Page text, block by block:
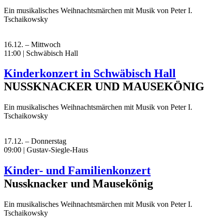
Ein musikalisches Weihnachtsmärchen mit Musik von Peter I.
Tschaikowsky
16.12. – Mittwoch
11:00 | Schwäbisch Hall
Kinderkonzert in Schwäbisch Hall
NUSSKNACKER UND MAUSEKÖNIG
Ein musikalisches Weihnachtsmärchen mit Musik von Peter I.
Tschaikowsky
17.12. – Donnerstag
09:00 | Gustav-Siegle-Haus
Kinder- und Familienkonzert
Nussknacker und Mausekönig
Ein musikalisches Weihnachtsmärchen mit Musik von Peter I.
Tschaikowsky